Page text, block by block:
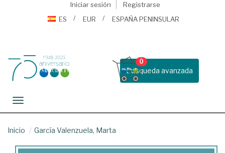
Iniciar sesión
Registrarse
ES
EUR ESPAÑA PENINSULAR
Busqueda avanzada
0
Toggle navigation
Inicio García Valenzuela, Marta